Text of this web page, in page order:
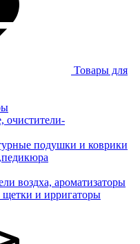
Товары для
очистители-
подушки и коврики
воздха, ароматизаторы
щетки и ирригаторы